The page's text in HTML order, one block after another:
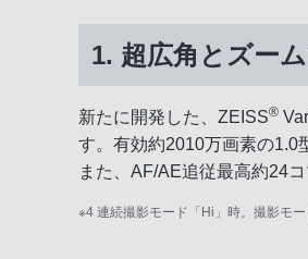
1. 超広角とズー
新たに開発した、ZEISS®
す。有効約2010万画素の1.0
また、AF/AE追従最高約24
※4 連続撮影モード「Hi」時。撮影モ